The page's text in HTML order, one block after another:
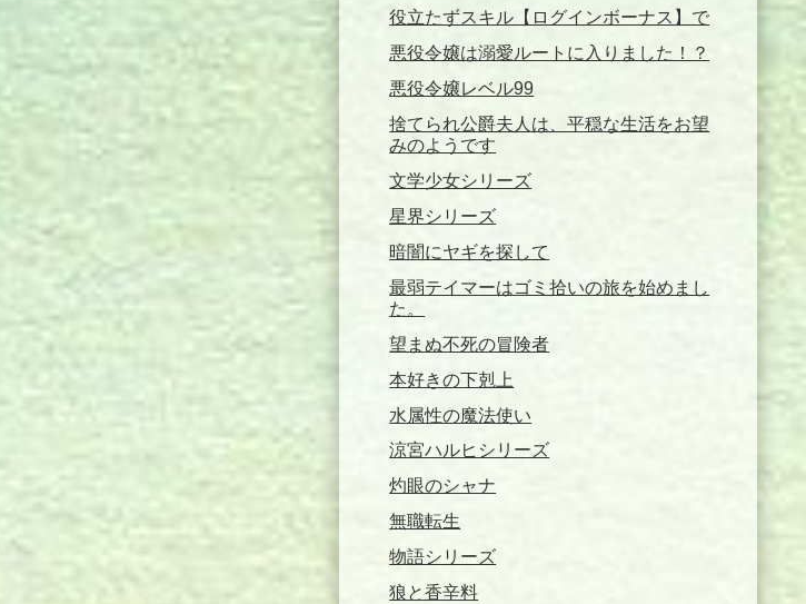
役立たずスキル【ログインボーナス】で
悪役令嬢は溺愛ルートに入りました！？
悪役令嬢レベル99
捨てられ公爵夫人は、平穏な生活をお望
みのようです
文学少女シリーズ
星界シリーズ
暗闇にヤギを探して
最弱テイマーはゴミ拾いの旅を始めまし
た。
望まぬ不死の冒険者
本好きの下剋上
水属性の魔法使い
涼宮ハルヒシリーズ
灼眼のシャナ
無職転生
物語シリーズ
狼と香辛料